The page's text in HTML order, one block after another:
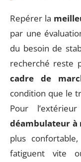
Repérer la
par une
du besoin de
recherché reste
cadre de
condition que le
Pour
déambulateur à
plus
fatiguent vite